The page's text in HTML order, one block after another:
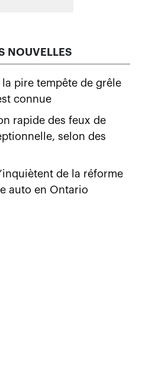
NOUVELLES
la pire tempête de grêle
connue
rapide des feux de
selon des
de la réforme
auto en Ontario